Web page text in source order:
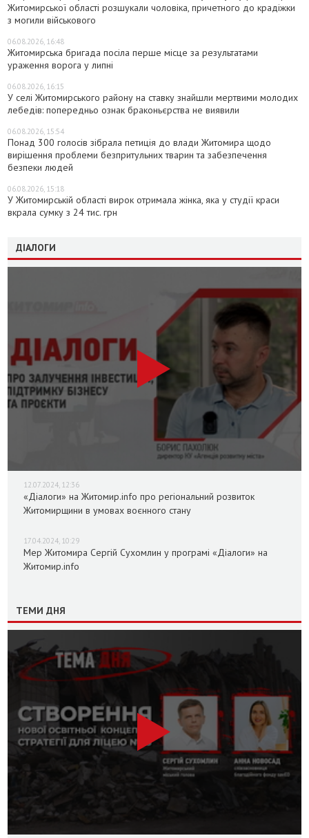
Житомирської області розшукали чоловіка, причетного до крадіжки
з могили військового
06.08.2026, 16:48
Житомирська бригада посіла перше місце за результатами
ураження ворога у липні
06.08.2026, 16:15
У селі Житомирського району на ставку знайшли мертвими молодих
лебедів: попередньо ознак браконьєрства не виявили
06.08.2026, 15:54
Понад 300 голосів зібрала петиція до влади Житомира щодо
вирішення проблеми безпритульних тварин та забезпечення
безпеки людей
06.08.2026, 15:18
У Житомирській області вирок отримала жінка, яка у студії краси
вкрала сумку з 24 тис. грн
ДІАЛОГИ
12.07.2024, 12:36
«Діалоги» на Житомир.info про регіональний розвиток
Житомирщини в умовах воєнного стану
17.04.2024, 10:29
Мер Житомира Сергій Сухомлин у програмі «Діалоги» на
Житомир.info
ТЕМИ ДНЯ